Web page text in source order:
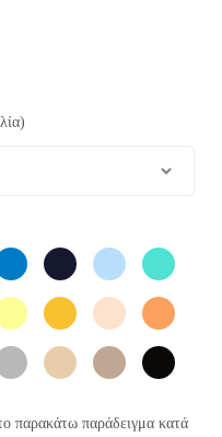
παρακάτω παράδειγμα κατά